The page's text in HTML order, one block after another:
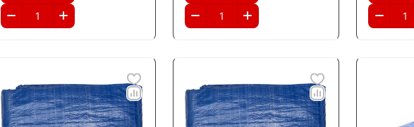
(12562-04-05)
(12562-03-05)
(12560-